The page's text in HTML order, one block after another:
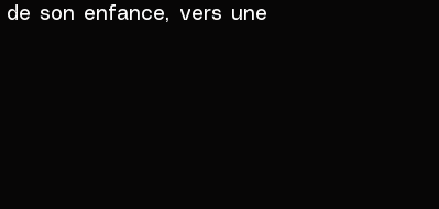
son enfance, vers une